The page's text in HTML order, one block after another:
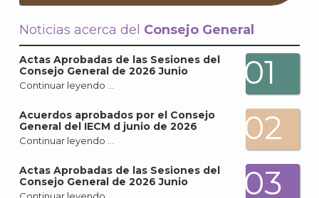
Noticias acerca del Consejo General
Actas Aprobadas de las Sesiones del
Consejo General de 2026 Junio
Continuar leyendo … 01
Acuerdos aprobados por el Consejo
General del IECM d junio de 2026
Continuar leyendo … 02
Actas Aprobadas de las Sesiones del
Consejo General de 2026 Junio
03